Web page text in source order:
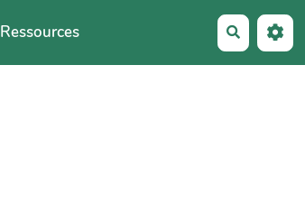
Ressources